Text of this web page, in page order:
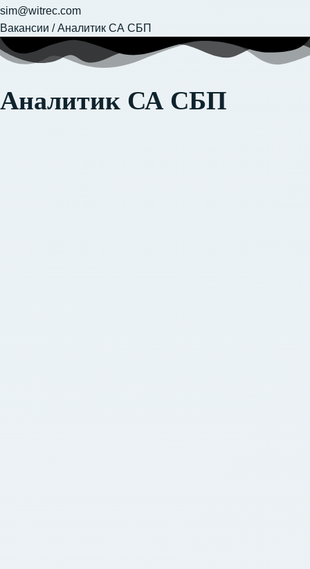
sim@witrec.com
Вакансии /Аналитик СА СБП
Аналитик СА СБП